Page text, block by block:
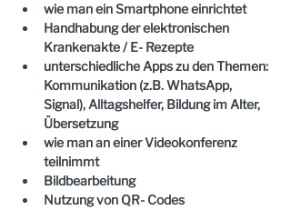
wie man ein Smartphone einrichtet
Handhabung der elektronischen
Krankenakte / E- Rezepte
unterschiedliche Apps zu den Themen:
Kommunikation (z.B. WhatsApp,
Signal), Alltagshelfer, Bildung im Alter,
Übersetzung
wie man an einer Videokonferenz
teilnimmt
Bildbearbeitung
Nutzung von QR- Codes